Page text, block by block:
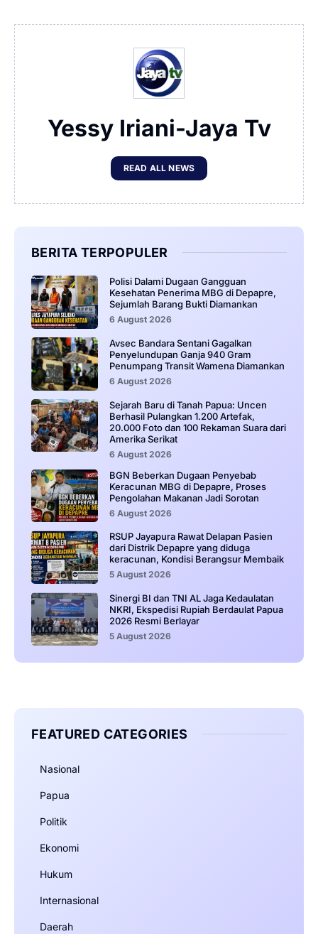
Yessy Iriani-Jaya Tv
READ ALL NEWS
BERITA TERPOPULER
‎Polisi Dalami Dugaan Gangguan
Kesehatan Penerima MBG di Depapre,
Sejumlah Barang Bukti Diamankan
6 August 2026
Avsec Bandara Sentani Gagalkan
Penyelundupan Ganja 940 Gram
Penumpang Transit Wamena Diamankan
6 August 2026
Sejarah Baru di Tanah Papua: Uncen
Berhasil Pulangkan 1.200 Artefak,
20.000 Foto dan 100 Rekaman Suara dari
Amerika Serikat
6 August 2026
BGN Beberkan Dugaan Penyebab
Keracunan MBG di Depapre, Proses
Pengolahan Makanan Jadi Sorotan
6 August 2026
RSUP Jayapura Rawat Delapan Pasien
dari Distrik Depapre yang diduga
keracunan, Kondisi Berangsur Membaik
5 August 2026
Sinergi BI dan TNI AL Jaga Kedaulatan
NKRI, Ekspedisi Rupiah Berdaulat Papua
2026 Resmi Berlayar
5 August 2026
FEATURED CATEGORIES
Nasional
Papua
Politik
Ekonomi
Hukum
Internasional
Daerah